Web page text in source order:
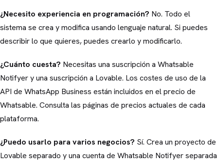
¿Necesito experiencia en programación? No. Todo el
sistema se crea y modifica usando lenguaje natural. Si puedes
describir lo que quieres, puedes crearlo y modificarlo.
¿Cuánto cuesta? Necesitas una suscripción a Whatsable
Notifyer y una suscripción a Lovable. Los costes de uso de la
API de WhatsApp Business están incluidos en el precio de
Whatsable. Consulta las páginas de precios actuales de cada
plataforma.
¿Puedo usarlo para varios negocios? Sí. Crea un proyecto de
Lovable separado y una cuenta de Whatsable Notifyer separada